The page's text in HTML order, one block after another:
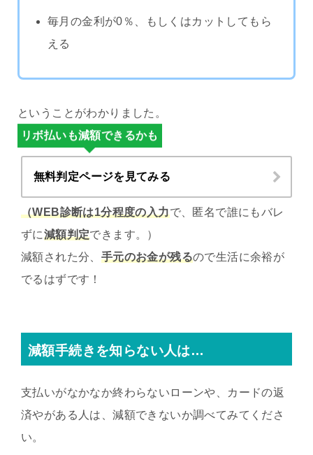
毎月の金利が0％、もしくはカットしてもら
える
ということがわかりました。
リボ払いも減額できるかも
無料判定ページを見てみる
（WEB診断は1分程度の入力で、匿名で誰にもバレ
ずに減額判定できます。）
減額された分、 手元のお金が残るので生活に余裕が
でるはずです！
減額手続きを知らない人は…
支払いがなかなか終わらないローンや、カードの返
済やがある人は、減額できないか調べてみてくださ
い。